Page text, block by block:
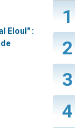
Eloul" :
1
2
3
4